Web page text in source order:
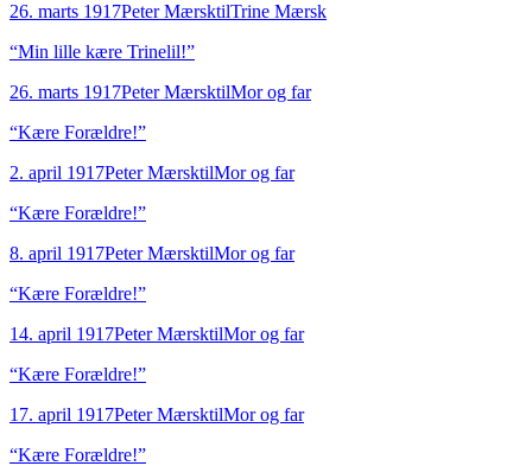
26. marts 1917Peter MærsktilTrine Mærsk
“Min lille kære Trinelil!”
26. marts 1917Peter MærsktilMor og far
“Kære Forældre!”
2. april 1917Peter MærsktilMor og far
“Kære Forældre!”
8. april 1917Peter MærsktilMor og far
“Kære Forældre!”
14. april 1917Peter MærsktilMor og far
“Kære Forældre!”
17. april 1917Peter MærsktilMor og far
“Kære Forældre!”